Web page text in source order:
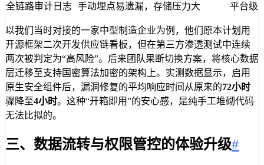
全链路审计日志 手动埋点易遗漏，存储压力大 平台级
以我们当时对接的一家中型制造企业为例，他们原本计划用
开源框架二次开发供应链看板，但在第三方渗透测试中连续
两次被判定为“高风险”。后来团队果断切换方案，将核心数据
层迁移至支持国密算法加密的架构上。实测数据显示，启用
原生安全组件后，漏洞修复的平均响应时间从原来的72小时
骤降至4小时。这种“开箱即用”的安心感，是纯手工堆砌代码
无法比拟的。
三、数据流转与权限管控的体验升级#